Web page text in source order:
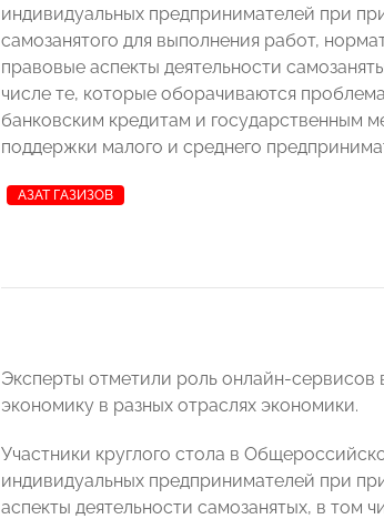
индивидуальных предпринимателей при
самозанятого для выполнения работ,
правовые аспекты деятельности
числе те, которые оборачиваются
банковским кредитам и государственным
поддержки малого и среднего
АЗАТ ГАЗИЗОВ
Эксперты отметили роль онлайн-сервисов
экономику в разных отраслях экономики.
Участники круглого стола в
индивидуальных предпринимателей при
аспекты деятельности самозанятых, в том